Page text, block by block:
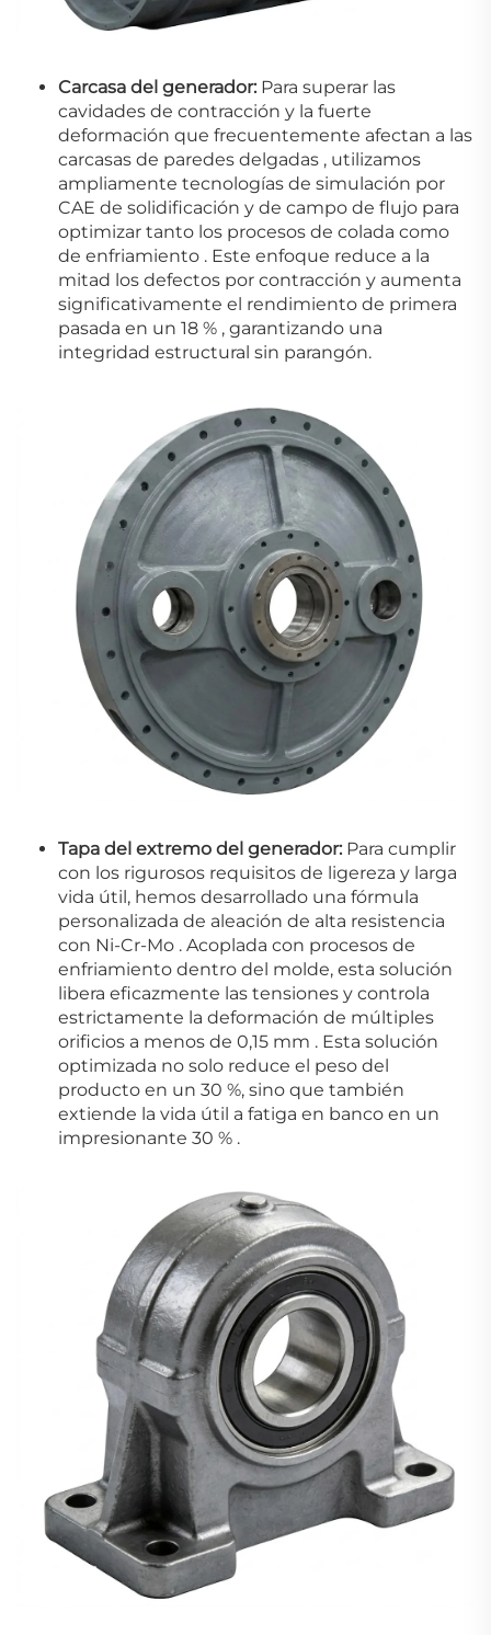
Carcasa del generador: Para superar las
cavidades de contracción y la fuerte
deformación que frecuentemente afectan a las
carcasas de paredes delgadas , utilizamos
ampliamente tecnologías de simulación por
CAE de solidificación y de campo de flujo para
optimizar tanto los procesos de colada como
de enfriamiento . Este enfoque reduce a la
mitad los defectos por contracción y aumenta
significativamente el rendimiento de primera
pasada en un 18 % , garantizando una
integridad estructural sin parangón.
Tapa del extremo del generador: Para cumplir
con los rigurosos requisitos de ligereza y larga
vida útil, hemos desarrollado una fórmula
personalizada de aleación de alta resistencia
con Ni-Cr-Mo . Acoplada con procesos de
enfriamiento dentro del molde, esta solución
libera eficazmente las tensiones y controla
estrictamente la deformación de múltiples
orificios a menos de 0,15 mm . Esta solución
optimizada no solo reduce el peso del
producto en un 30 %, sino que también
extiende la vida útil a fatiga en banco en un
impresionante 30 % .